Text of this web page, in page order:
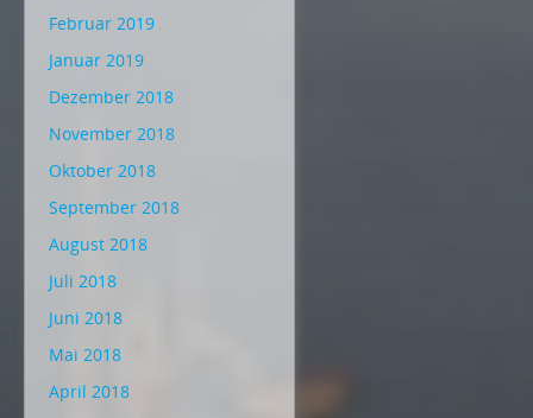
Februar 2019
Januar 2019
Dezember 2018
November 2018
Oktober 2018
September 2018
August 2018
Juli 2018
Juni 2018
Mai 2018
April 2018